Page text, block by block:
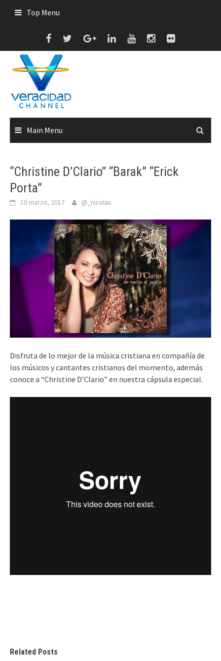
Top Menu
Main Menu
“Christine D’Clario” “Barak” “Erick
Porta”
10 marzo, 2017 @_nicolas
Disfruta de lo mejor de la música cristiana en compañía de
los músicos y cantantes cristianos del momento, además
conoce a “Christine D’Clario” en nuestra cápsula especial.
Related Posts